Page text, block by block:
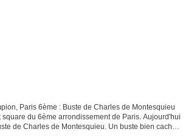
Paris 6ème : Buste de Charles de Montesquieu
square du 6ème arrondissement de Paris. Aujourd'hui
de Charles de Montesquieu. Un buste bien caché